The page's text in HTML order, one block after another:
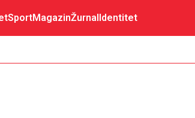
SportMagazinŽurnalIdentitet